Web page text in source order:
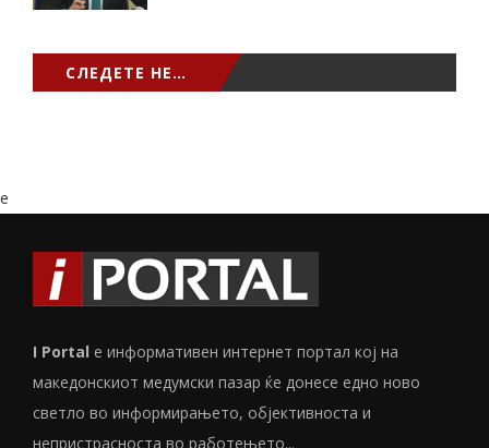
СЛЕДЕТЕ НЕ…
e
I Portal е информативен интернет портал кој на
македонскиот медумски пазар ќе донесе едно ново
светло во информирањето, објективноста и
непристрасноста во работењето...